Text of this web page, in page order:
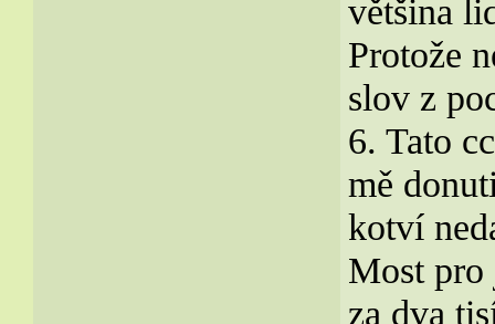
většina
Protože
slov z
6. Tato
mě
kotví
Most pro
za dva